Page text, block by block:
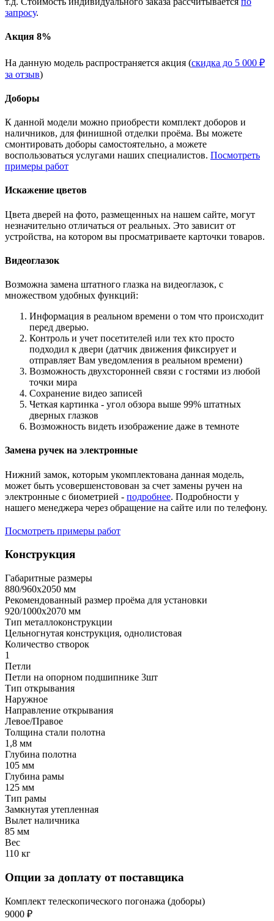
запросу.
Акция 8%
На данную модель распространяется акция (скидка до 5 000 ₽
за отзыв)
Доборы
К данной модели можно приобрести комплект доборов и
наличников, для финишной отделки проёма. Вы можете
смонтировать доборы самостоятельно, а можете
воспользоваться услугами наших специалистов. Посмотреть
примеры работ
Искажение цветов
Цвета дверей на фото, размещенных на нашем сайте, могут
незначительно отличаться от реальных. Это зависит от
устройства, на котором вы просматриваете карточки товаров.
Видеоглазок
Возможна замена штатного глазка на видеоглазок, с
множеством удобных функций:
Информация в реальном времени о том что происходит
перед дверью.
Контроль и учет посетителей или тех кто просто
подходил к двери (датчик движения фиксирует и
отправляет Вам уведомления в реальном времени)
Возможность двухсторонней связи с гостями из любой
точки мира
Сохранение видео записей
Четкая картинка - угол обзора выше 99% штатных
дверных глазков
Возможность видеть изображение даже в темноте
Замена ручек на электронные
Нижний замок, которым укомплектована данная модель,
может быть усовершенстовован за счет замены ручен на
электронные с биометрией - подробнее. Подробности у
нашего менеджера через обращение на сайте или по телефону.
Посмотреть примеры работ
Конструкция
Габаритные размеры
880/960х2050 мм
Рекомендованный размер проёма для установки
920/1000х2070 мм
Тип металлоконструкции
Цельногнутая конструкция, однолистовая
Количество створок
1
Петли
Петли на опорном подшипнике 3шт
Тип открывания
Наружное
Направление открывания
Левое/Правое
Толщина стали полотна
1,8 мм
Глубина полотна
105 мм
Глубина рамы
125 мм
Тип рамы
Замкнутая утепленная
Вылет наличника
85 мм
Вес
110 кг
Опции за доплату от поставщика
Комплект телескопического погонажа (доборы)
9000 ₽